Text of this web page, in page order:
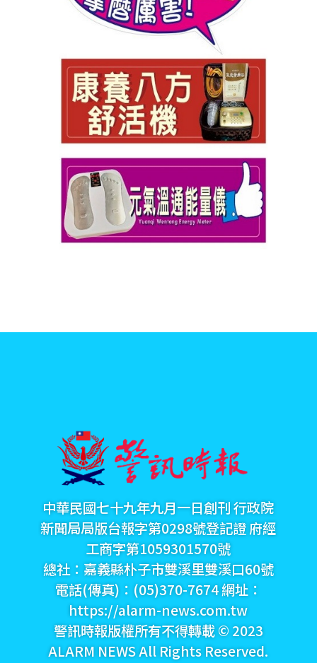
中華民國七十九年九月一日創刊 行政院
新聞局局版台報字第0298號登記證 府經
工商字第1059301570號
總社：嘉義縣朴子市雙溪里雙溪口60號
電話(傳真)：(05)370-7674 網址：
https://alarm-news.com.tw
警訊時報版權所有不得轉載 © 2023
ALARM NEWS All Rights Reserved.